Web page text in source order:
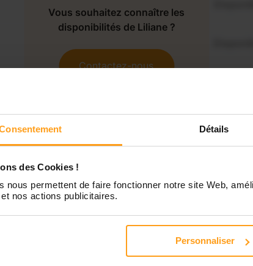
Détails
des Cookies !
nous permettent de faire fonctionner notre site Web,
nos actions publicitaires.
Personnaliser
Vous souhaitez connaître les
disponibilités de Liliane ?
Contactez-nous